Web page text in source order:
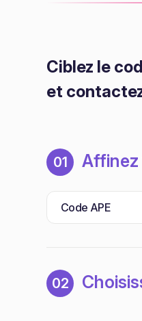
Ciblez le
et
01
Code APE
02